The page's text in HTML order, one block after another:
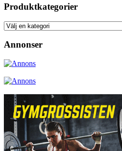
Produktkategorier
Annonser